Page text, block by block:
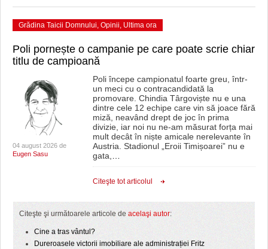
Grădina Taicii Domnului, Opinii, Ultima ora
Poli pornește o campanie pe care poate scrie chiar
titlu de campioană
04 august 2026 de
Eugen Sasu
Poli începe campionatul foarte greu, într-
un meci cu o contracandidată la
promovare. Chindia Târgoviște nu e una
dintre cele 12 echipe care vin să joace fără
miză, neavând drept de joc în prima
divizie, iar noi nu ne-am măsurat forța mai
mult decât în niște amicale nerelevante în
Austria. Stadionul „Eroii Timișoarei” nu e
gata,…
Citeşte tot articolul
Citeşte şi următoarele articole de acelaşi autor:
Cine a tras vântul?
Dureroasele victorii imobiliare ale administrației Fritz